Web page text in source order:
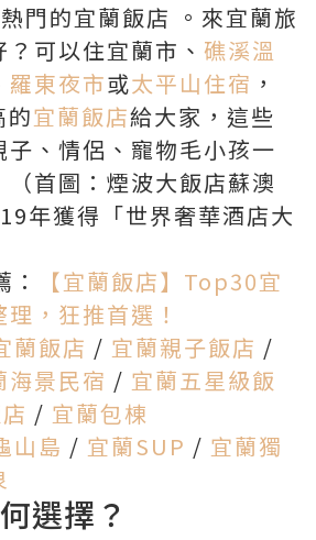
門的宜蘭飯店 。來宜蘭旅
可以住宜蘭市、 礁溪溫
羅東夜市或太平山住宿 ，
的宜蘭飯店給大家，這些
子、情侶、寵物毛小孩一
首圖：煙波大飯店蘇澳
年獲得「世界奢華酒店大
【宜蘭飯店】Top30宜
，狂推首選！
蘭飯店 / 宜蘭親子飯店 /
海景民宿 / 宜蘭五星級飯
/ 宜蘭包棟
山島 / 宜蘭SUP / 宜蘭獨
選擇？